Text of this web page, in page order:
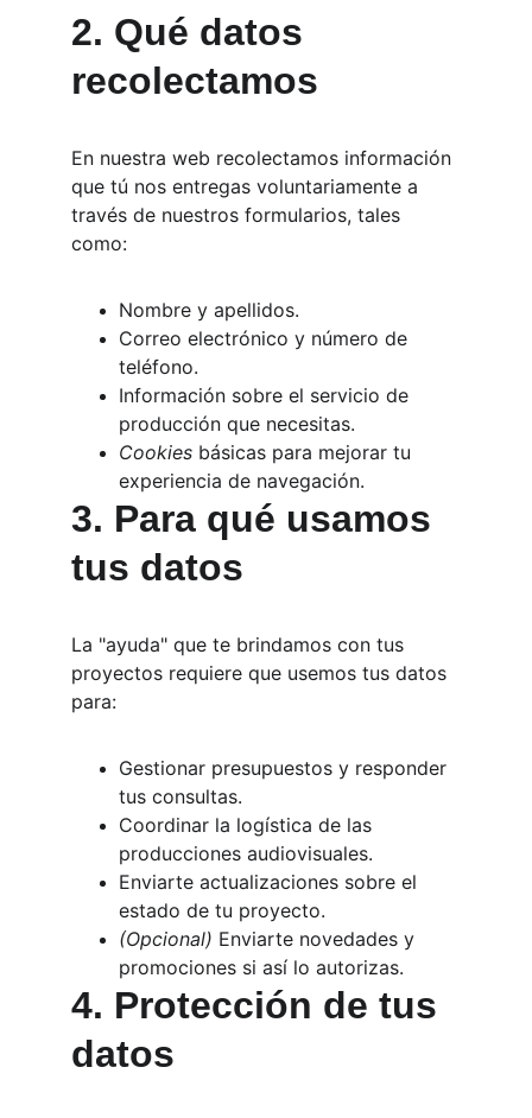
2. Qué datos
recolectamos
En nuestra web recolectamos información
que tú nos entregas voluntariamente a
través de nuestros formularios, tales
como:
Nombre y apellidos.
Correo electrónico y número de
teléfono.
Información sobre el servicio de
producción que necesitas.
Cookies básicas para mejorar tu
experiencia de navegación.
3. Para qué usamos
tus datos
La "ayuda" que te brindamos con tus
proyectos requiere que usemos tus datos
para:
Gestionar presupuestos y responder
tus consultas.
Coordinar la logística de las
producciones audiovisuales.
Enviarte actualizaciones sobre el
estado de tu proyecto.
(Opcional) Enviarte novedades y
promociones si así lo autorizas.
4. Protección de tus
datos